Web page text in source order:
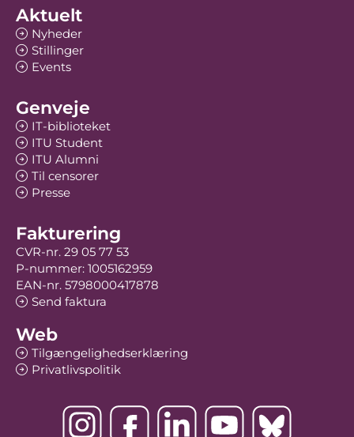
Aktuelt
Nyheder
Stillinger
Events
Genveje
IT-biblioteket
ITU Student
ITU Alumni
Til censorer
Presse
Fakturering
CVR-nr. 29 05 77 53
P-nummer: 1005162959
EAN-nr. 5798000417878
Send faktura
Web
Tilgængelighedserklæring
Privatlivspolitik